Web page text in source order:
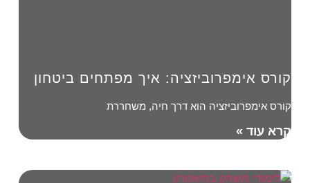
קורס אימפרוביזציה: איך מפתחים ביטחון
קורס אימפרוביזציה הוא דרך חיה, משחררת
קרא עוד »